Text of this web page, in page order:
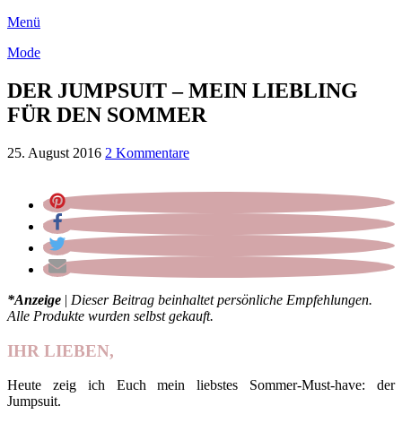
Menü
Mode
DER JUMPSUIT – MEIN LIEBLING
FÜR DEN SOMMER
25. August 2016 2 Kommentare
*Anzeige | Dieser Beitrag beinhaltet persönliche Empfehlungen.
Alle Produkte wurden selbst gekauft.
IHR LIEBEN,
Heute zeig ich Euch mein liebstes Sommer-Must-have: der
Jumpsuit.